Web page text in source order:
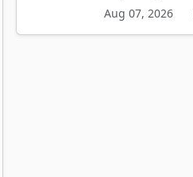
Aug 07, 2026